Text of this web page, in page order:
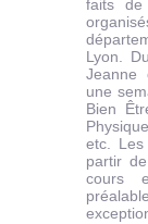
faits de
Lyon.
Jeanne
une
Bien
etc.
partir
cours